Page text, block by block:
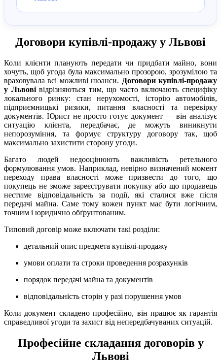
Договори купівлі-продажу у Львові
Коли клієнти планують передати чи придбати майно, вони
хочуть, щоб угода була максимально прозорою, зрозумілою та
враховувала всі можливі нюанси. Договори купівлі-продажу
у Львовівідрізняються тим, що часто включають специфіку
локального ринку: стан нерухомості, історію автомобілів,
підприємницькі ризики, питання власності та перевірку
документів. Юрист не просто готує документ — він аналізує
ситуацію клієнта, передбачає, де можуть виникнути
непорозуміння, та формує структуру договору так, щоб
максимально захистити сторону угоди.
Багато людей недооцінюють важливість ретельного
формулювання умов. Наприклад, невірно визначений момент
переходу права власності може призвести до того, що
покупець не зможе зареєструвати покупку або що продавець
нестиме відповідальність за події, які сталися вже після
передачі майна. Саме тому кожен пункт має бути логічним,
точним і юридично обґрунтованим.
Типовий договір може включати такі розділи:
детальний опис предмета купівлі-продажу
умови оплати та строки проведення розрахунків
порядок передачі майна та документів
відповідальність сторін у разі порушення умов
Коли документ складено професійно, він працює як гарантія
справедливої угоди та захист від непередбачуваних ситуацій.
Професійне складання договорів у
Львові